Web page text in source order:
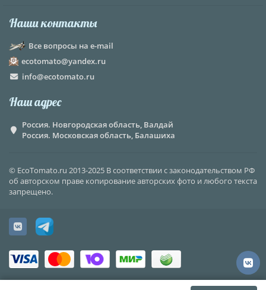
Наши контакты
Все вопросы на e-mail
ecotomato@yandex.ru
info@ecotomato.ru
Наш адрес
Россия. Новгородская область, Валдай
Россия. Московская область, Балашиха
© EcoTomato.ru 2013-2025 В соответствии с законодательством РФ
об авторском праве копирование авторских фото и любого текста
запрещено.